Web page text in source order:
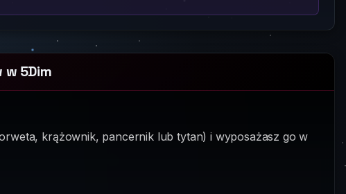
5Dim
krążownik, pancernik lub tytan) i wyposażasz go w